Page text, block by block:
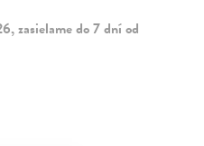
zasielame do 7 dní od